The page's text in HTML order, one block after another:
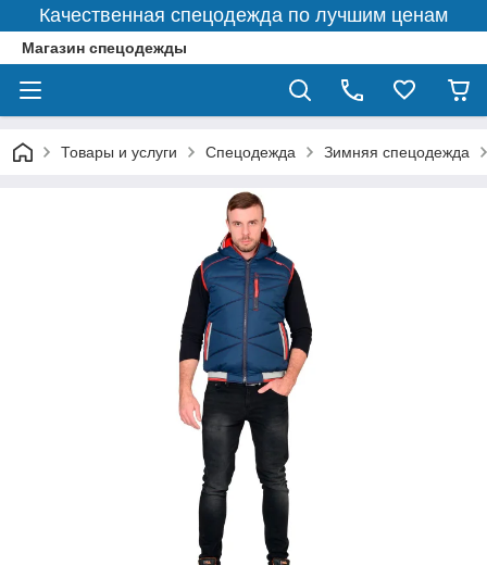
Качественная спецодежда по лучшим ценам
Магазин спецодежды
Товары и услуги Спецодежда Зимняя спецодежда